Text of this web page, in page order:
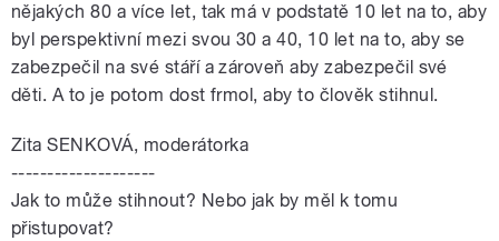
nějakých 80 a více let, tak má v podstatě 10 let na to, aby
byl perspektivní mezi svou 30 a 40, 10 let na to, aby se
zabezpečil na své stáří a zároveň aby zabezpečil své
děti. A to je potom dost frmol, aby to člověk stihnul.
Zita SENKOVÁ, moderátorka
--------------------
Jak to může stihnout? Nebo jak by měl k tomu
přistupovat?